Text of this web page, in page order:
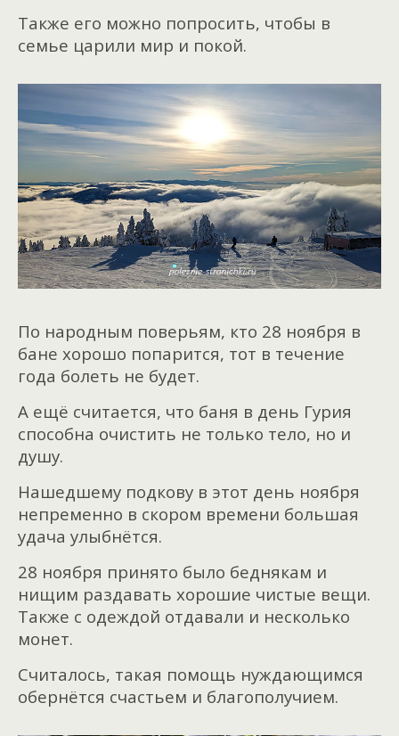
Также его можно попросить, чтобы в
семье царили мир и покой.
По народным поверьям, кто 28 ноября в
бане хорошо попарится, тот в течение
года болеть не будет.
А ещё считается, что баня в день Гурия
способна очистить не только тело, но и
душу.
Нашедшему подкову в этот день ноября
непременно в скором времени большая
удача улыбнётся.
28 ноября принято было беднякам и
нищим раздавать хорошие чистые вещи.
Также с одеждой отдавали и несколько
монет.
Считалось, такая помощь нуждающимся
обернётся счастьем и благополучием.